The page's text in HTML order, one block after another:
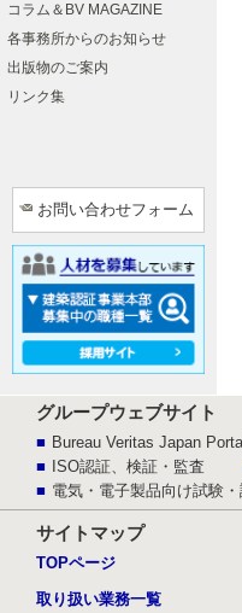
コラム＆BV MAGAZINE
各事務所からのお知らせ
出版物のご案内
リンク集
お問い合わせフォーム
グループウェブサイト
Bureau Veritas Japan
ISO認証、検証・監査
電気・電子製品向け試験
サイトマップ
TOPページ
取り扱い業務一覧